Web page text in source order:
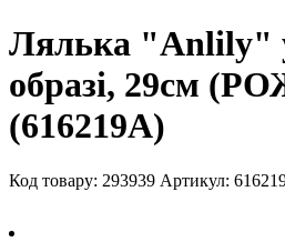
Лялька "Anlily"
образі, 29см
(616219A)
Код товару: 293939 Артикул: